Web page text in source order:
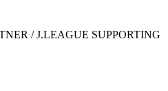
/ J.LEAGUE SUPPORTING